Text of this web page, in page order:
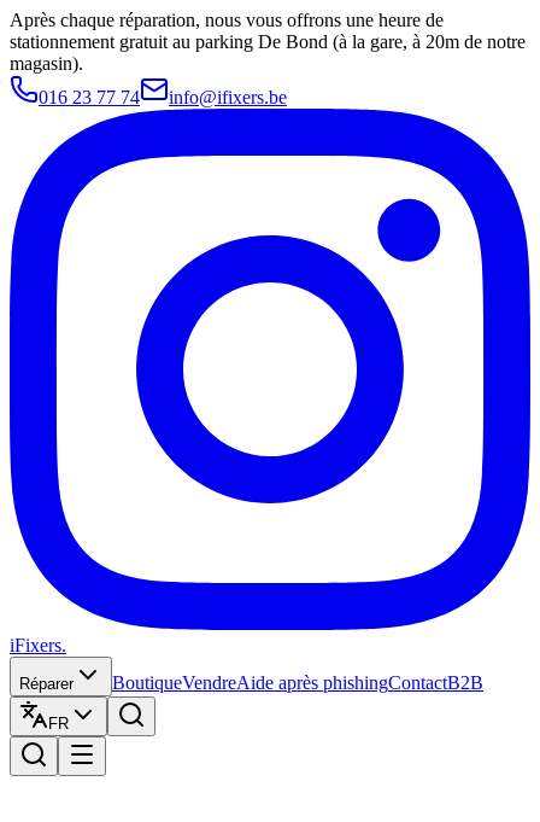
Après chaque réparation, nous vous offrons une heure de
stationnement gratuit au parking De Bond (à la gare, à 20m de notre
magasin).
016 23 77 74
info@ifixers.be
iFixers.
Réparer BoutiqueVendreAide après phishingContactB2B
FR